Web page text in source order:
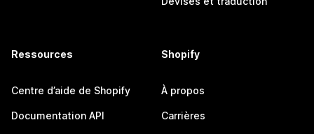
Ressources
Centre d’aide de Shopify
Documentation API
Shopify
À propos
Carrières